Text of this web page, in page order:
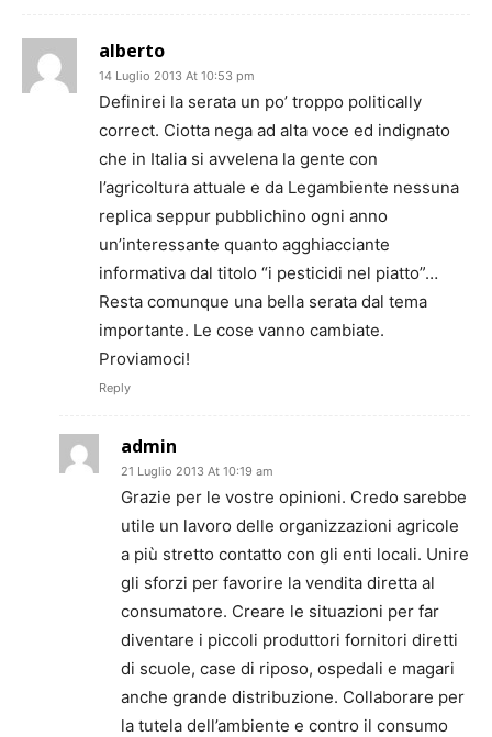
alberto
14 Luglio 2013 At 10:53 pm
Definirei la serata un po’ troppo politically
correct. Ciotta nega ad alta voce ed indignato
che in Italia si avvelena la gente con
l’agricoltura attuale e da Legambiente nessuna
replica seppur pubblichino ogni anno
un’interessante quanto agghiacciante
informativa dal titolo “i pesticidi nel piatto”…
Resta comunque una bella serata dal tema
importante. Le cose vanno cambiate.
Proviamoci!
Reply
admin
21 Luglio 2013 At 10:19 am
Grazie per le vostre opinioni. Credo sarebbe
utile un lavoro delle organizzazioni agricole
a più stretto contatto con gli enti locali. Unire
gli sforzi per favorire la vendita diretta al
consumatore. Creare le situazioni per far
diventare i piccoli produttori fornitori diretti
di scuole, case di riposo, ospedali e magari
anche grande distribuzione. Collaborare per
la tutela dell’ambiente e contro il consumo